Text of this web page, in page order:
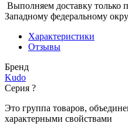
Выполняем доставку только
Западному федеральному
Характеристики
Отзывы
Бренд
Kudo
Серия ?
Это группа товаров,
характерными свойствами